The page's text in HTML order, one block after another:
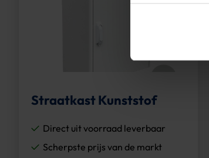
Straatkast Kunststof
Direct uit voorraad leverbaar
Scherpste prijs van de markt